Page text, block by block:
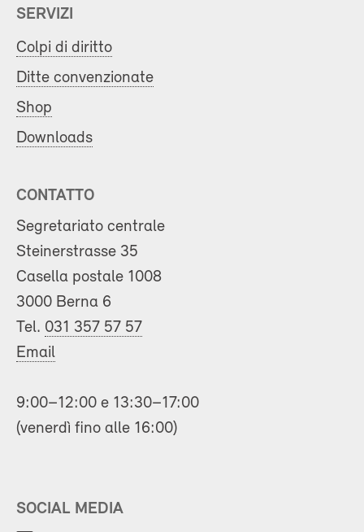
SERVIZI
Colpi di diritto
Ditte convenzionate
Shop
Downloads
CONTATTO
Segretariato centrale
Steinerstrasse 35
Casella postale 1008
3000 Berna 6
Tel. 031 357 57 57
Email
9:00–12:00 e 13:30–17:00
(venerdì fino alle 16:00)
SOCIAL MEDIA